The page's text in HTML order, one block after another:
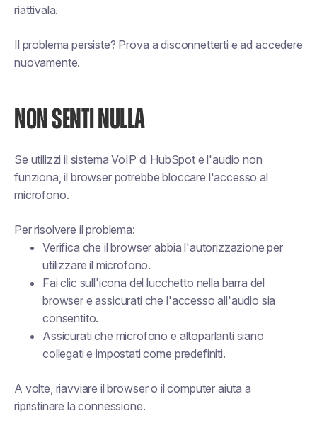
riattivala.
Il problema persiste? Prova a disconnetterti e ad accedere
nuovamente.
NON SENTI NULLA
Se utilizzi il sistema VoIP di HubSpot e l'audio non
funziona, il browser potrebbe bloccare l'accesso al
microfono.
Per risolvere il problema:
Verifica che il browser abbia l'autorizzazione per
utilizzare il microfono.
Fai clic sull'icona del lucchetto nella barra del
browser e assicurati che l'accesso all'audio sia
consentito.
Assicurati che microfono e altoparlanti siano
collegati e impostati come predefiniti.
A volte, riavviare il browser o il computer aiuta a
ripristinare la connessione.